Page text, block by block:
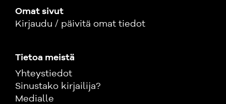
Omat sivut
Kirjaudu / päivitä omat tiedot
Tietoa meistä
Yhteystiedot
Sinustako kirjailija?
Medialle